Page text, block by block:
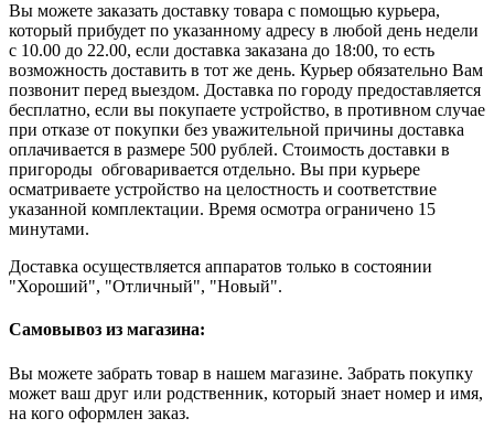
Вы можете заказать доставку товара с помощью курьера,
который прибудет по указанному адресу в любой день недели
с 10.00 до 22.00, если доставка заказана до 18:00, то есть
возможность доставить в тот же день. Курьер обязательно Вам
позвонит перед выездом. Доставка по городу предоставляется
бесплатно, если вы покупаете устройство, в противном случае
при отказе от покупки без уважительной причины доставка
оплачивается в размере 500 рублей. Стоимость доставки в
пригороды обговаривается отдельно. Вы при курьере
осматриваете устройство на целостность и соответствие
указанной комплектации. Время осмотра ограничено 15
минутами.
Доставка осуществляется аппаратов только в состоянии
"Хороший", "Отличный", "Новый".
Самовывоз из магазина:
Вы можете забрать товар в нашем магазине. Забрать покупку
может ваш друг или родственник, который знает номер и имя,
на кого оформлен заказ.